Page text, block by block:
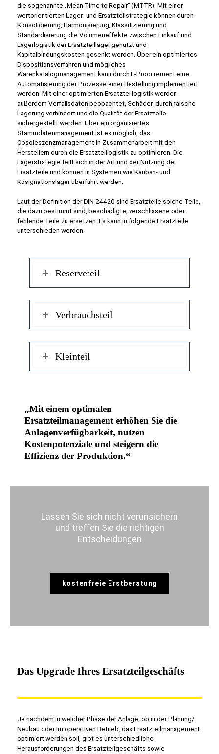
die sogenannte „Mean Time to Repair“ (MTTR). Mit einer
wertorientierten Lager- und Ersatzteilstrategie können durch
Konsolidierung, Harmonisierung, Klassifizierung und
Standardisierung die Volumeneffekte zwischen Einkauf und
Lagerlogistik der Ersatzteillager genutzt und
Kapitalbindungskosten gesenkt werden. Über ein optimiertes
Dispositionsverfahren und mögliches
Warenkatalogmanagement kann durch E-Procurement eine
Automatisierung der Prozesse einer Bestellung implementiert
werden. Mit einer optimierten Ersatzteillogistik werden
außerdem Verfallsdaten beobachtet, Schäden durch falsche
Lagerung verhindert und die Qualität der Ersatzteile
sichergestellt werden. Über ein organisiertes
Stammdatenmanagement ist es möglich, das
Obsoleszenzmanagement in Zusammenarbeit mit den
Herstellern durch die Ersatzteillogistik zu optimieren. Die
Lagerstrategie teilt sich in der Art und der Nutzung der
Ersatzteile und können in Systemen wie Kanban- und
Kosignationslager überführt werden.
Laut der Definition der DIN 24420 sind Ersatzteile solche Teile,
die dazu bestimmt sind, beschädigte, verschlissene oder
fehlende Teile zu ersetzen. Es kann in folgende Ersatzteile
unterschieden werden:
Reserveteil
Verbrauchsteil
Kleinteil
„Mit einem optimalen
Ersatzteilmanagement erhöhen Sie die
Anlagenverfügbarkeit, nutzen
Kostenpotenziale und steigern die
Effizienz der Produktion.“
Lassen Sie sich nicht verunsichern
und treffen Sie die richtigen
Entscheidungen
kostenfreie Erstberatung
Das Upgrade Ihres Ersatzteilgeschäfts
Je nachdem in welcher Phase der Anlage, ob in der Planung/
Neubau oder im operativen Betrieb, das Ersatzteilmanagement
optimiert werden soll, gibt es unterschiedliche
Herausforderungen des Ersatzteilgeschäfts sowie